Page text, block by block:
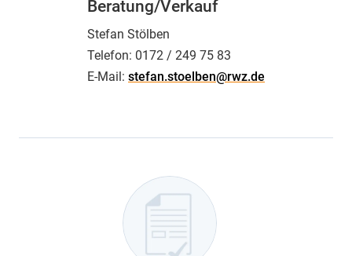
Beratung/Verkauf
Stefan Stölben
Telefon: 0172 / 249 75 83
E-Mail: stefan.stoelben@rwz.de